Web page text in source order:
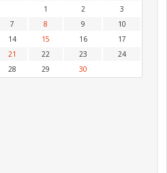
1
2
3
7 8 9
10
14 15 16
17
21 22 23
24
28 29 30